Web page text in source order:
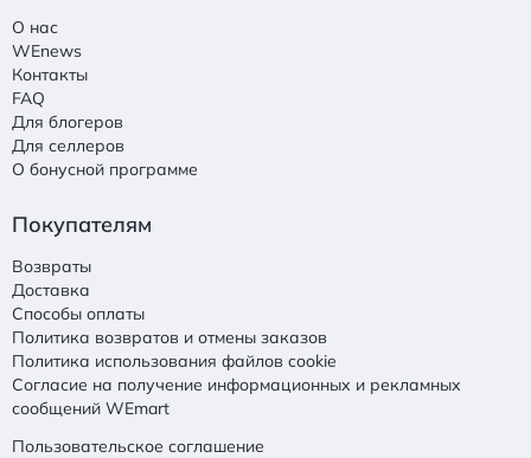
О нас
WEnews
Контакты
FAQ
Для блогеров
Для селлеров
О бонусной программе
Покупателям
Возвраты
Доставка
Способы оплаты
Политика возвратов и отмены заказов
Политика использования файлов cookie
Согласие на получение информационных и рекламных
сообщений WEmart
Пользовательское соглашение